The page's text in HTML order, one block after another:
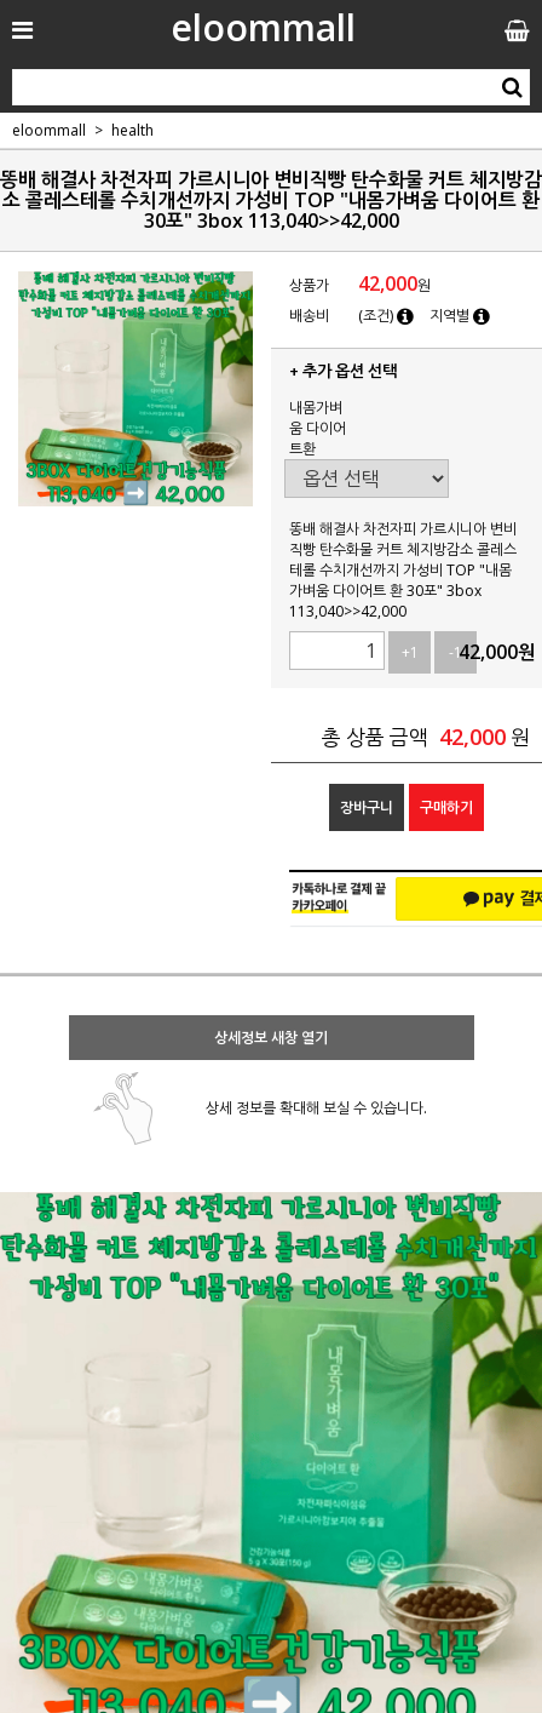
eloommall
eloommall health
똥배 해결사 차전자피 가르시니아 변비직빵 탄수화물 커트 체지방감
소 콜레스테롤 수치개선까지 가성비 TOP "내몸가벼움 다이어트 환
30포" 3box 113,040>>42,000
상품가 42,000원
배송비
(조건) 지역별
+ 추가 옵션 선택
내몸가벼
움 다이어
트환
똥배 해결사 차전자피 가르시니아 변비
직빵 탄수화물 커트 체지방감소 콜레스
테롤 수치개선까지 가성비 TOP "내몸
가벼움 다이어트 환 30포" 3box
113,040>>42,000
+1
-142,000원
총 상품 금액 42,000 원
장바구니 구매하기
상세정보 새창 열기
상세 정보를 확대해 보실 수 있습니다.